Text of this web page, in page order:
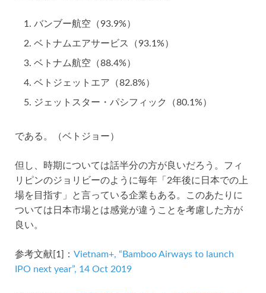
バンブー航空（93.9%）
ベトナムエアサービス（93.1%）
ベトナム航空（88.4%）
ベトジェットエア（82.8%）
ジェットスター・パシフィック（80.1%）
である。（ベトジョー）
但し、時期については話半分の方が良いだろう。フィ
リピンのジョリビーのように毎年「2年後に日本での上
場を目指す」と言っている企業もある。このあたりに
ついては日本市場とは感覚が違うことを考慮した方が
良い。
参考文献[1]： Vietnam+, “Bamboo Airways to launch
IPO next year”, 14 Oct 2019